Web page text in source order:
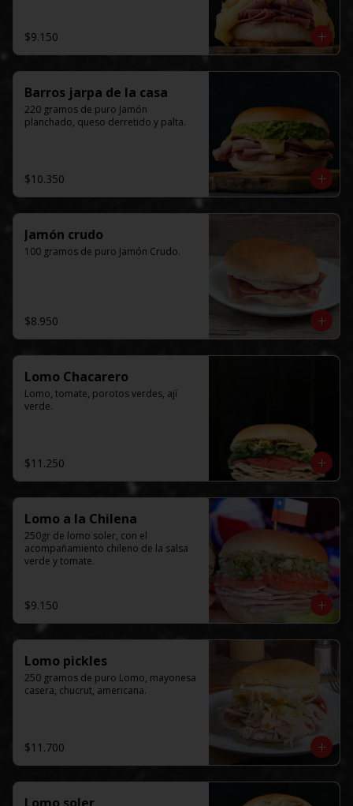
$9.150
Barros jarpa de la casa
220 gramos de puro Jamón
planchado, queso derretido y palta.
$10.350
Jamón crudo
100 gramos de puro Jamón Crudo.
$8.950
Lomo Chacarero
Lomo, tomate, porotos verdes, ají
verde.
$11.250
Lomo a la Chilena
250gr de lomo soler, con el
acompañamiento chileno de la salsa
verde y tomate.
$9.150
Lomo pickles
250 gramos de puro Lomo, mayonesa
casera, chucrut, americana.
$11.700